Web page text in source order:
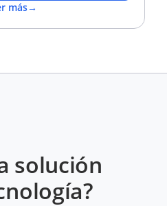
más→
solución